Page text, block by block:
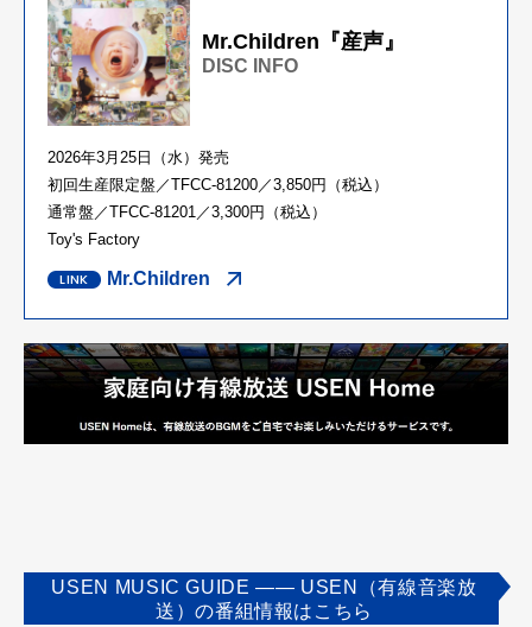
Mr.Children『産声』
DISC INFO
2026年3月25日（水）発売
初回生産限定盤／TFCC-81200／3,850円（税込）
通常盤／TFCC-81201／3,300円（税込）
Toy's Factory
Mr.Children
USEN MUSIC GUIDE ―― USEN（有線音楽放
送）の番組情報はこちら